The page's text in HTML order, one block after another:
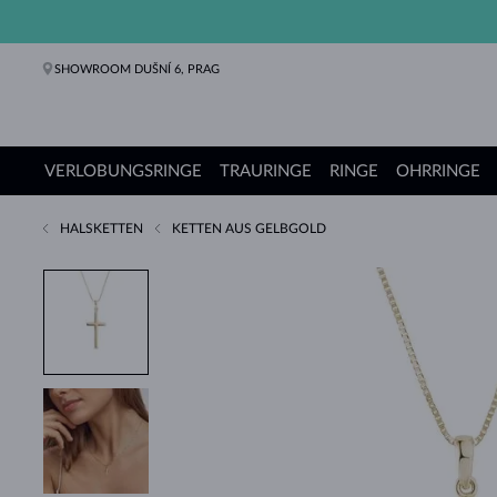
SHOWROOM DUŠNÍ 6, PRAG
VERLOBUNGSRINGE
Verlobungsringe
TRAURINGE
Trauringe
RINGE
Ringe
OHRRINGE
Ohrringe
Ketten
Armbänder
Perlen
Schmuck
Geschenke
KLENOTA Kollektionen
HALSKETTEN KETTEN AUS GELBGOLD